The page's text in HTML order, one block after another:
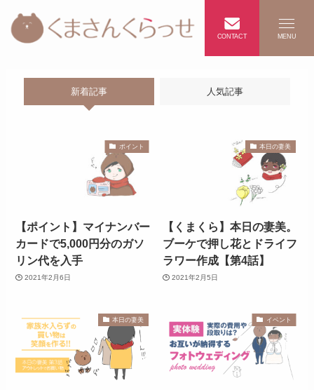
CONTACT MENU
新着記事 人気記事
ポイント
【ポイント】マイナンバー
カードで5,000円分のガソ
リン代を入手
2021年2月6日
本日の妻美
【くまくら】本日の妻美。
ブーケで押し花とドライフ
ラワー作成【第4話】
2021年2月5日
本日の妻美 イベント